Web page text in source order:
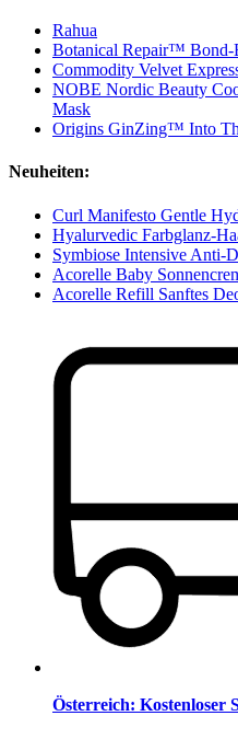
Rahua
Botanical Repair™ Bond-
Commodity Velvet
NOBE Nordic Beauty
Mask
Origins GinZing™ Into
Neuheiten:
Curl Manifesto Gentle
Hyalurvedic Farbglanz-
Symbiose Intensive Anti-
Acorelle Baby
Acorelle Refill Sanftes
Österreich: Kostenloser